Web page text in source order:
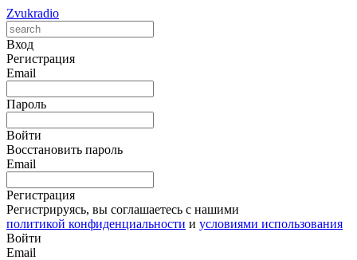
Zvukradio
Вход
Регистрация
Email
Пароль
Войти
Восстановить пароль
Email
Регистрация
Регистрируясь, вы соглашаетесь с нашими
политикой конфиденциальности и условиями использования
Войти
Email